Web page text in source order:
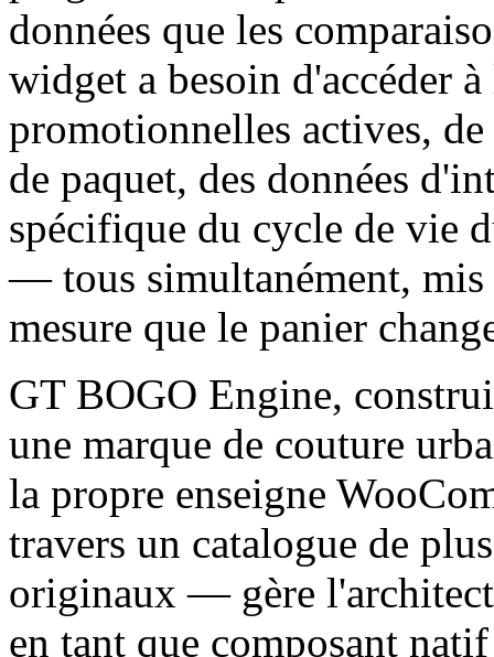
données que les
widget a besoin d'accéder
promotionnelles actives,
de paquet, des données
spécifique du cycle de vie
— tous simultanément, mis
mesure que le panier
GT BOGO Engine,
une marque de couture
la propre enseigne
travers un catalogue de
originaux — gère
en tant que composant